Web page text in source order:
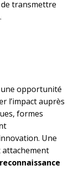
transmettre
opportunité
l’impact auprès
formes
Une
reconnaissance